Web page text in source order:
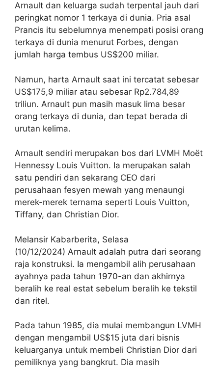
Arnault dan keluarga sudah terpental jauh dari
peringkat nomor 1 terkaya di dunia. Pria asal
Prancis itu sebelumnya menempati posisi orang
terkaya di dunia menurut Forbes, dengan
jumlah harga tembus US$200 miliar.
Namun, harta Arnault saat ini tercatat sebesar
US$175,9 miliar atau sebesar Rp2.784,89
triliun. Arnault pun masih masuk lima besar
orang terkaya di dunia, dan tepat berada di
urutan kelima.
Arnault sendiri merupakan bos dari LVMH Moët
Hennessy Louis Vuitton. Ia merupakan salah
satu pendiri dan sekarang CEO dari
perusahaan fesyen mewah yang menaungi
merek-merek ternama seperti Louis Vuitton,
Tiffany, dan Christian Dior.
Melansir Kabarberita, Selasa
(10/12/2024) Arnault adalah putra dari seorang
raja konstruksi. Ia mengambil alih perusahaan
ayahnya pada tahun 1970-an dan akhirnya
beralih ke real estat sebelum beralih ke tekstil
dan ritel.
Pada tahun 1985, dia mulai membangun LVMH
dengan mengambil US$15 juta dari bisnis
keluarganya untuk membeli Christian Dior dari
pemiliknya yang bangkrut. Dia masih